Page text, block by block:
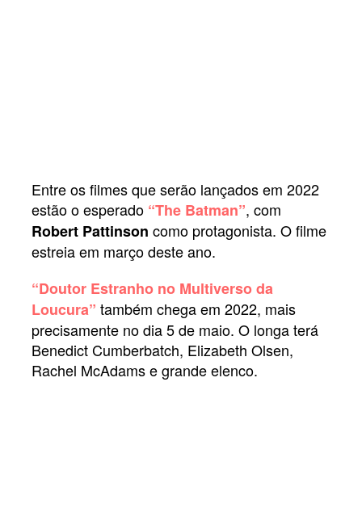
Entre os filmes que serão lançados em 2022
estão o esperado “The Batman”, com
Robert Pattinson como protagonista. O filme
estreia em março deste ano.
“Doutor Estranho no Multiverso da
Loucura” também chega em 2022, mais
precisamente no dia 5 de maio. O longa terá
Benedict Cumberbatch, Elizabeth Olsen,
Rachel McAdams e grande elenco.